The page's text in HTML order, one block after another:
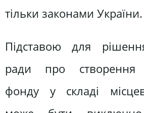
тільки законами України.
Підставою для
ради про створення
фонду у складі